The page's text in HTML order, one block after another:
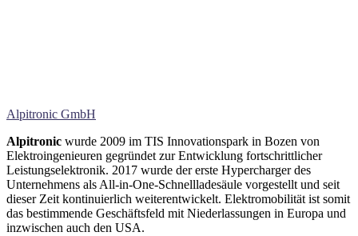
Alpitronic GmbH
Alpitronic wurde 2009 im TIS Innovationspark in Bozen von
Elektroingenieuren gegründet zur Entwicklung fortschrittlicher
Leistungselektronik. 2017 wurde der erste Hypercharger des
Unternehmens als All-in-One-Schnellladesäule vorgestellt und seit
dieser Zeit kontinuierlich weiterentwickelt. Elektromobilität ist somit
das bestimmende Geschäftsfeld mit Niederlassungen in Europa und
inzwischen auch den USA.